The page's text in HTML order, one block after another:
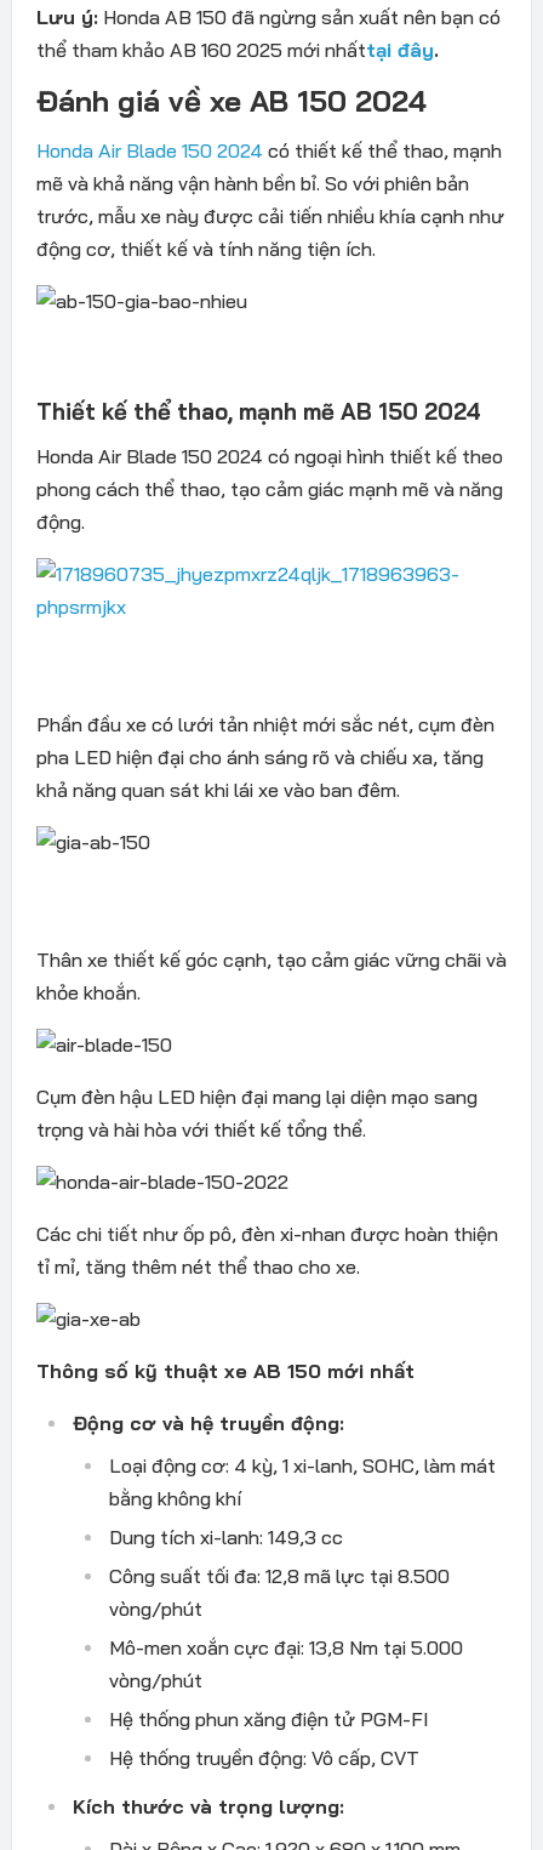
Lưu ý:Honda AB 150 đã ngừng sản xuất nên bạn có
thể tham khảo AB 160 2025 mới nhấttại đây.
Đánh giá về xe AB 150 2024
Honda Air Blade 150 2024 có thiết kế thể thao, mạnh
mẽ và khả năng vận hành bền bỉ. So với phiên bản
trước, mẫu xe này được cải tiến nhiều khía cạnh như
động cơ, thiết kế và tính năng tiện ích.
Thiết kế thể thao, mạnh mẽ AB 150 2024
Honda Air Blade 150 2024 có ngoại hình thiết kế theo
phong cách thể thao, tạo cảm giác mạnh mẽ và năng
động.
Phần đầu xe có lưới tản nhiệt mới sắc nét, cụm đèn
pha LED hiện đại cho ánh sáng rõ và chiếu xa, tăng
khả năng quan sát khi lái xe vào ban đêm.
Thân xe thiết kế góc cạnh, tạo cảm giác vững chãi và
khỏe khoắn.
Cụm đèn hậu LED hiện đại mang lại diện mạo sang
trọng và hài hòa với thiết kế tổng thể.
Các chi tiết như ốp pô, đèn xi-nhan được hoàn thiện
tỉ mỉ, tăng thêm nét thể thao cho xe.
Thông số kỹ thuật xe AB 150 mới nhất
Động cơ và hệ truyền động:
Loại động cơ: 4 kỳ, 1 xi-lanh, SOHC, làm mát
bằng không khí
Dung tích xi-lanh: 149,3 cc
Công suất tối đa: 12,8 mã lực tại 8.500
vòng/phút
Mô-men xoắn cực đại: 13,8 Nm tại 5.000
vòng/phút
Hệ thống phun xăng điện tử PGM-FI
Hệ thống truyền động: Vô cấp, CVT
Kích thước và trọng lượng: